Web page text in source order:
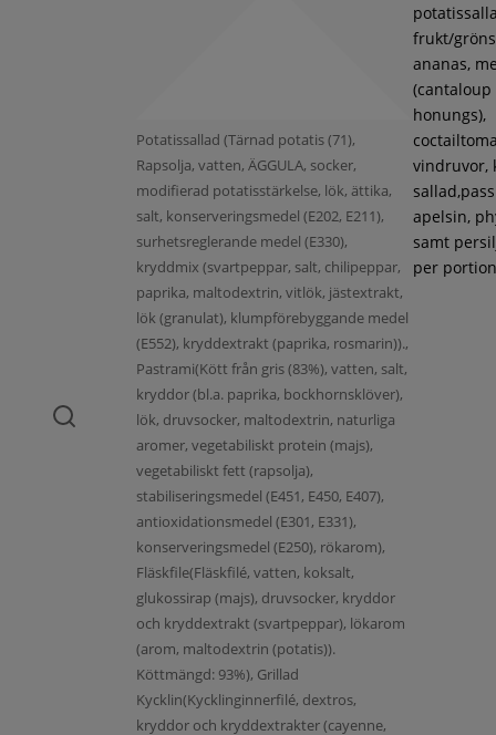
Potatissallad (Tärnad potatis (71),
Rapsolja, vatten, ÄGGULA, socker,
modifierad potatisstärkelse, lök, ättika,
salt, konserveringsmedel (E202, E211),
surhetsreglerande medel (E330),
kryddmix (svartpeppar, salt, chilipeppar,
paprika, maltodextrin, vitlök, jästextrakt,
lök (granulat), klumpförebyggande medel
(E552), kryddextrakt (paprika, rosmarin)).,
Pastrami(Kött från gris (83%), vatten, salt,
kryddor (bl.a. paprika, bockhornsklöver),
lök, druvsocker, maltodextrin, naturliga
aromer, vegetabiliskt protein (majs),
vegetabiliskt fett (rapsolja),
stabiliseringsmedel (E451, E450, E407),
antioxidationsmedel (E301, E331),
konserveringsmedel (E250), rökarom),
Fläskfile(Fläskfilé, vatten, koksalt,
glukossirap (majs), druvsocker, kryddor
och kryddextrakt (svartpeppar), lökarom
(arom, maltodextrin (potatis)).
Köttmängd: 93%), Grillad
Kycklin(Kycklinginnerfilé, dextros,
kryddor och kryddextrakter (cayenne,
frukt/
ananas,
(cantaloup
honungs),
vindruvor,
apelsin,
samt
per